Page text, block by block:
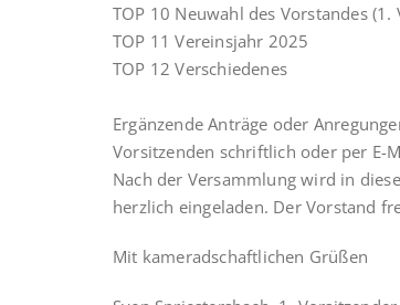
TOP 10 Neuwahl des Vorstandes
TOP 11 Vereinsjahr 2025
TOP 12 Verschiedenes
Ergänzende Anträge oder
Vorsitzenden schriftlich oder per E-
Nach der Versammlung wird in
herzlich eingeladen. Der Vorstand
Mit kameradschaftlichen Grüßen